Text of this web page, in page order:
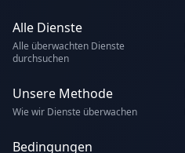
Alle Dienste
Alle überwachten Dienste
durchsuchen
Unsere Methode
Wie wir Dienste überwachen
Bedingungen